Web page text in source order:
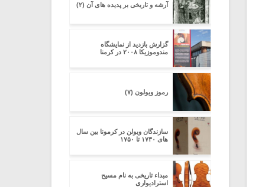
آرشه و تاریخی بر پدیده های آن (۲)
گزارش بازدید از نمایشگاه
مندوموزیکا ۲۰۰۸ در کرمنا
رموز ویولون (۷)
سازندگان ویولن در کرمونا بین سال
های ۱۷۳۰ تا ۱۷۵۰
مبداء تاریخی به نام مسیح
استرادیواری